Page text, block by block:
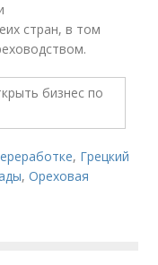
стран, в том
, Грецкий
,Ореховая